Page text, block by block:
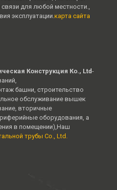
для любой местности.,
эксплуатации. карта сайта
Конструкция Ко., Ltd-
башни, строительство
обслуживание вышек
вторичные
оборудования, а
в помещении),Наш
трубы Co., Ltd.